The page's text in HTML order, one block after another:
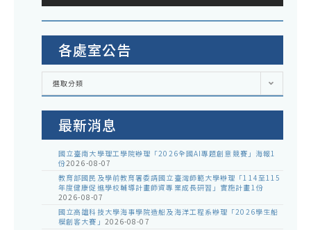
各處室公告
各
室
選取分類
最新消息
國立臺南大學理工學院辦理「2026全國AI專題創意競賽」海報1
份2026-08-07
教育部國民及學前教育署委請國立臺灣師範大學辦理「114至115
年度健康促進學校輔導計畫師資專業成長研習」實施計畫1份
2026-08-07
國立高雄科技大學海事學院造船及海洋工程系辦理「2026學生船
模創客大賽」 2026-08-07